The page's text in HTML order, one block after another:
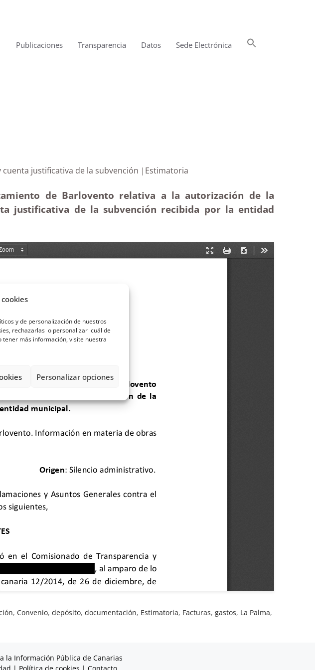
y de personalización de nuestros
rechazarlas o personalizar cuál de
más información, visite nuestra
Personalizar opciones
Publicaciones Transparencia Datos Sede Electrónica
y cuenta justificativa de la subvención |Estimatoria
de Barlovento relativa a la autorización de la
justificativa de la subvención recibida por la entidad
,Convenio,depósito,documentación, Estimatoria, Facturas,gastos, La Palma,
la Información Pública de Canarias